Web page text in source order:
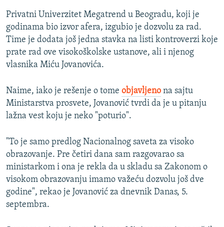
POST SCRIPTUM
MOJA EVROPA
TRI DECENIJE OD RATA U BIH
SVE KARTE DEJTONA
NASTANAK I RASPAD JUGOSLAVIJE
Privatni Univerzitet Megatrend u Beogradu, koji je
godinama bio izvor afera, izgubio je dozvolu za rad.
Time je dodata još jedna stavka na listi kontroverzi koje
prate rad ove visokoškolske ustanove, ali i njenog
vlasnika Miću Jovanovića.
Naime, iako je rešenje o tome objavljeno na sajtu
Ministarstva prosvete, Jovanović tvrdi da je u pitanju
lažna vest koju je neko "poturio".
"To je samo predlog Nacionalnog saveta za visoko
obrazovanje. Pre četiri dana sam razgovarao sa
ministarkom i ona je rekla da u skladu sa Zakonom o
visokom obrazovanju imamo važeću dozvolu još dve
godine", rekao je Jovanović za dnevnik Danas, 5.
septembra.